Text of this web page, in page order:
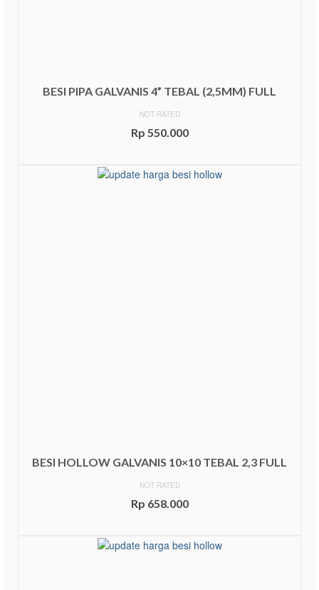
BESI PIPA GALVANIS 4” TEBAL (2,5MM) FULL
NOT RATED
Rp 550.000
BESI HOLLOW GALVANIS 10×10 TEBAL 2,3 FULL
NOT RATED
Rp 658.000